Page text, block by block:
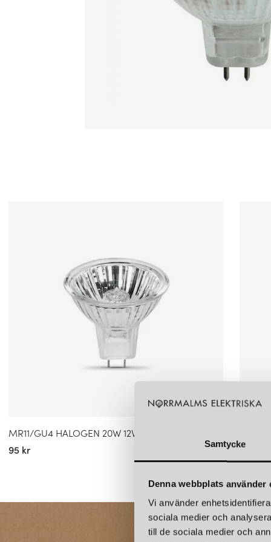
Samtycke
Denna webbplats använder
Vi använder
sociala medier och
till de sociala medier och
MR11/GU4 HALOGEN 20W 12V 30°
95 kr
95 kr